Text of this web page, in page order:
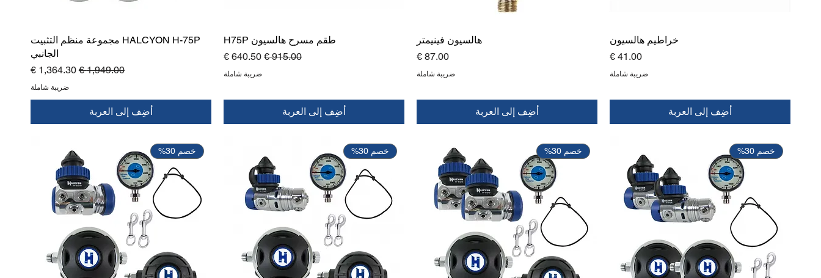
خراطيم هالسيون
السعر
ضريبة شاملة
أضِف إلى العربة
هالسيون فينيمتر
السعر
ضريبة شاملة
أضِف إلى العربة
طقم مسرح هالسيون H75P
سعر عادي‏915.00 € سعر البيع‏640.50 €
ضريبة شاملة
أضِف إلى العربة
HALCYON H-75P مجموعة منظم التثبيت
الجانبي
سعر عادي‏1,949.00 € سعر البيع‏1,364.30 €
ضريبة شاملة
أضِف إلى العربة
خصم 30% خصم 30% خصم 30% خصم 30%